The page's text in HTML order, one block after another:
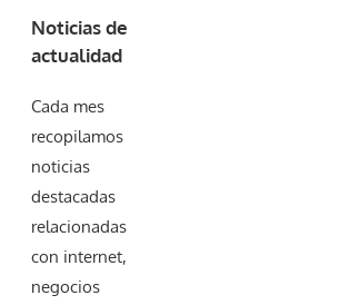
Noticias de
actualidad
Cada mes
recopilamos
noticias
destacadas
relacionadas
con internet,
negocios